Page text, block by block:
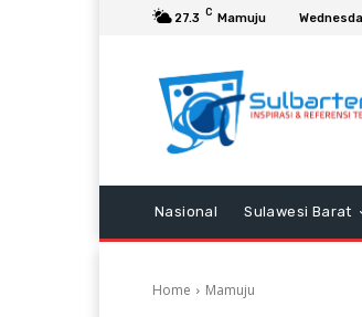
27.3 C Mamuju
Nasional Sulawesi Barat
Home Mamuju